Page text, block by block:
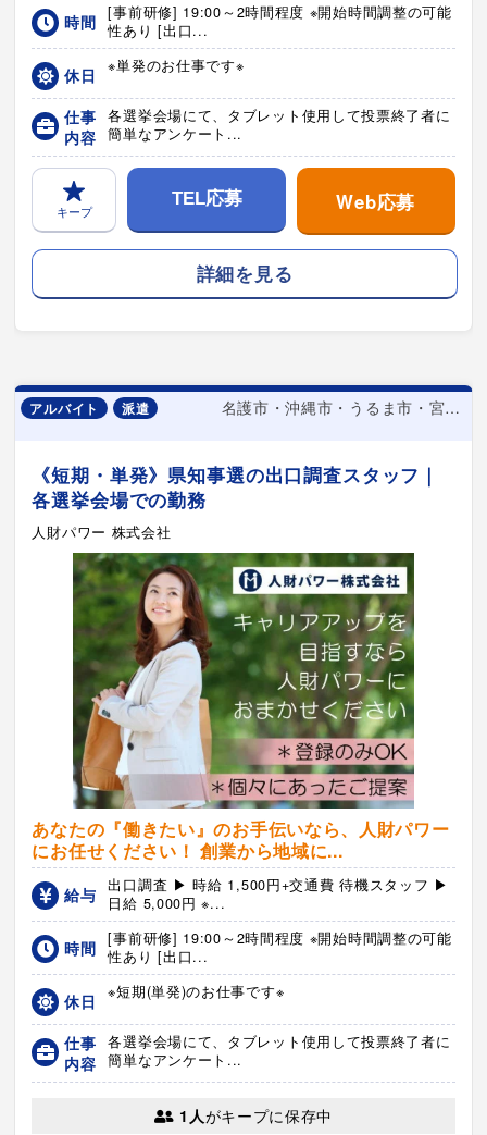
時間
[事前研修] 19:00～2時間程度 ※開始時間調整の可能
性あり [出口...
休日 ※単発のお仕事です※
仕事
内容
各選挙会場にて、タブレット使用して投票終了者に
簡単なアンケート...
キープ
TEL応募 Web応募
詳細を見る
アルバイト 派遣 名護市・沖縄市・うるま市・宮古島市・北谷町
《短期・単発》県知事選の出口調査スタッフ｜
各選挙会場での勤務
人財パワー 株式会社
あなたの『働きたい』のお手伝いなら、人財パワー
にお任せください！ 創業から地域に...
給与
出口調査 ▶ 時給 1,500円+交通費 待機スタッフ ▶
日給 5,000円 ※...
時間
[事前研修] 19:00～2時間程度 ※開始時間調整の可能
性あり [出口...
休日 ※短期(単発)のお仕事です※
仕事
内容
各選挙会場にて、タブレット使用して投票終了者に
簡単なアンケート...
1人がキープに保存中